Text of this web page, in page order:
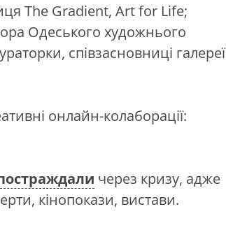
The Gradient, Art for Life;
Одеського художнього
співзасновниці галереї
онлайн-колаборації:
через кризу, адже
кінопокази, вистави.